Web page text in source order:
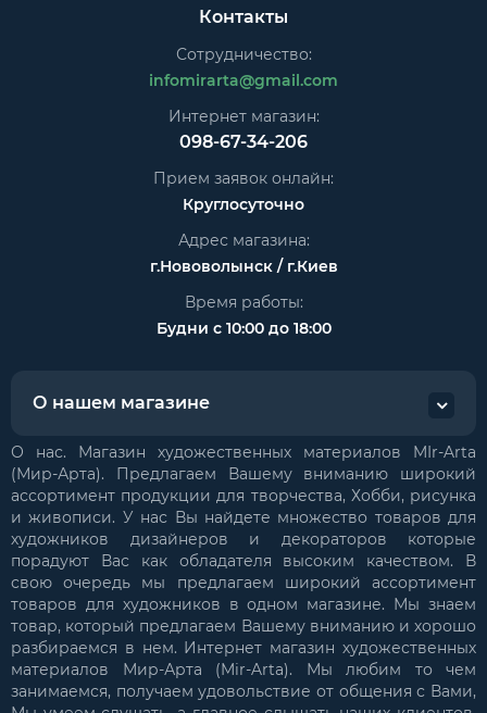
Контакты
Сотрудничество:
infomirarta@gmail.com
Интернет магазин:
098-67-34-206
Прием заявок онлайн:
Круглосуточно
Адрес магазина:
г.Нововолынск / г.Киев
Время работы:
Будни с 10:00 до 18:00
О нашем магазине
О нас. Магазин художественных материалов MIr-Arta
(Мир-Арта). Предлагаем Вашему вниманию широкий
ассортимент продукции для творчества, Хобби, рисунка
и живописи. У нас Вы найдете множество товаров для
художников дизайнеров и декораторов которые
порадуют Вас как обладателя высоким качеством. В
свою очередь мы предлагаем широкий ассортимент
товаров для художников в одном магазине. Мы знаем
товар, который предлагаем Вашему вниманию и хорошо
разбираемся в нем. Интернет магазин художественных
материалов Мир-Арта (Mir-Arta). Мы любим то чем
занимаемся, получаем удовольствие от общения с Вами,